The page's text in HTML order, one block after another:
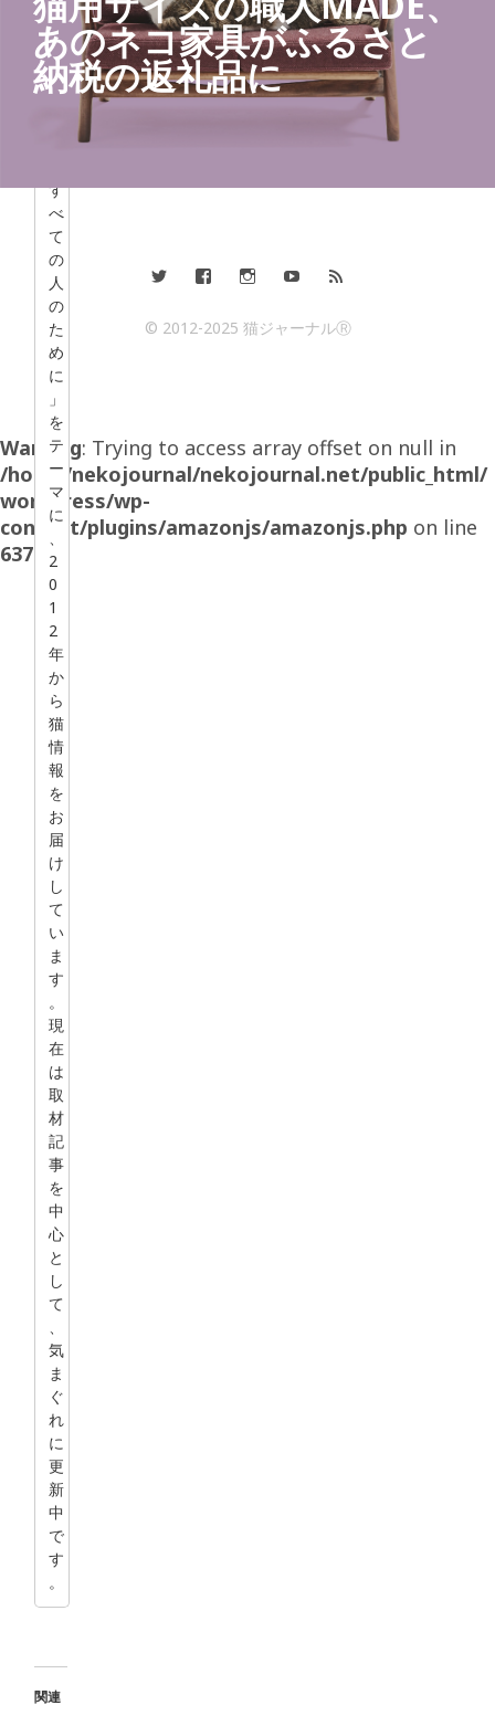
と
、
猫
を
す
べ
て
の
人
の
た
め
に
」
を
テ
ー
マ
に
2
0
1
2
年
か
ら
猫
情
報
を
お
届
け
し
て
い
ま
す
。
現
在
は
取
材
記
事
を
中
心
と
し
て
気
ま
ぐ
れ
に
更
新
中
で
す
。
関連
あのネコ家具がふるさと
納税の返礼品に
© 2012-2025 猫ジャーナルⓇ
Warning: Trying to access array offset on null in
/home/nekojournal/nekojournal.net/public_html/
wordpress/wp-
content/plugins/amazonjs/amazonjs.php on line
637